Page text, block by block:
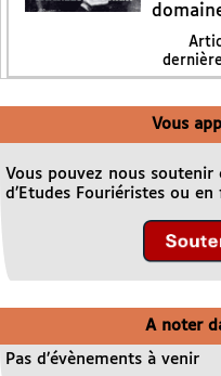
Vous
Vous pouvez nous soutenir
d’Etudes Fouriéristes ou
A noter
Pas d’évènements à venir